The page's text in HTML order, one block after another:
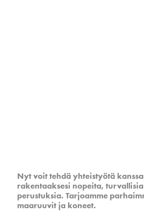
Nyt voit tehdä yhteistyötä
rakentaaksesi nopeita,
perustuksia. Tarjoamme
maaruuvit ja koneet.